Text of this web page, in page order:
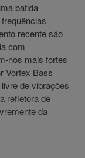
batida
recente são
com
nos mais fortes
Vortex Bass
de vibrações
refletora de
da